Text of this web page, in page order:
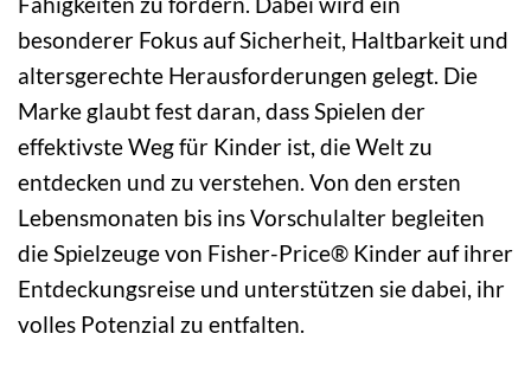
besonderer Fokus auf Sicherheit, Haltbarkeit und
altersgerechte Herausforderungen gelegt. Die
Marke glaubt fest daran, dass Spielen der
effektivste Weg für Kinder ist, die Welt zu
entdecken und zu verstehen. Von den ersten
Lebensmonaten bis ins Vorschulalter begleiten
die Spielzeuge von Fisher-Price® Kinder auf ihrer
Entdeckungsreise und unterstützen sie dabei, ihr
volles Potenzial zu entfalten.